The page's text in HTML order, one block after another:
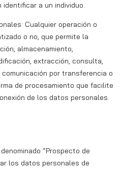
a un individuo.
Cualquier operación o
o no, que permite la
almacenamiento,
extracción, consulta,
por transferencia o
de procesamiento que facilite
de los datos personales.
“Prospecto de
los datos personales de